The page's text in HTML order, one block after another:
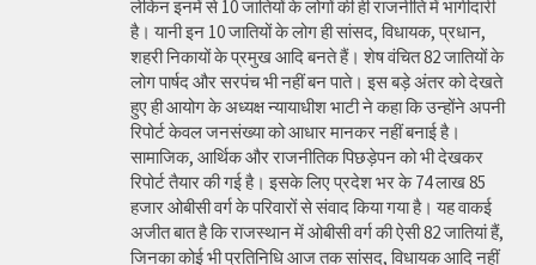
लेकिन इनमें से 10 जातियों के लोगों की ही राजनीति में भागीदारी
है। यानी इन 10 जातियों के लोग ही सांसद, विधायक, प्रधान,
शहरी निकायों के प्रमुख आदि बनते हैं। शेष वंचित 82 जातियों के
लोग पार्षद और सरपंच भी नहीं बन पाते। इस बड़े अंतर को देखते
हुए ही आयोग के अध्यक्ष न्यायाधीश भाटी ने कहा कि उन्होंने अपनी
रिपोर्ट केवल जनसंख्या को आधार मानकर नहीं बनाई है।
सामाजिक, आर्थिक और राजनीतिक पिछड़ेपन को भी देखकर
रिपोर्ट तैयार की गई है। इसके लिए प्रदेश भर के 74 लाख 85
हजार ओबीसी वर्ग के परिवारों से संवाद किया गया है। यह वाकई
अजीत बात है कि राजस्थान में ओबीसी वर्ग की ऐसी 82 जातियां हैं,
जिनका कोई भी प्रतिनिधि आज तक सांसद, विधायक आदि नहीं